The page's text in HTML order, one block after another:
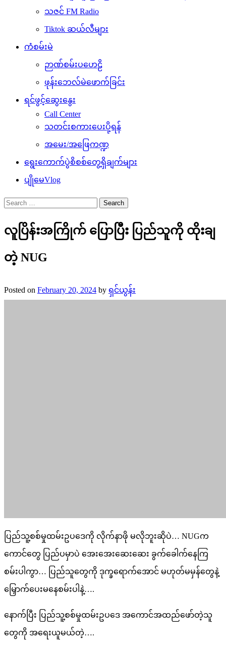
သဇင် FM Radio
Tiktok ဆယ်လီများ
ကံစမ်းမဲ
ဉာဏ်စမ်းပဟေဠိ
ဖုန်းဘေလ်မဲဖောက်ခြင်း
ရင်ဖွင့်ဆွေးနွေး
Call Center
သတင်းစကားပေးပို့ရန်
အမေး/အဖြေကဏ္ဍ
ရွေးကောက်ပွဲစိစစ်တွေ့ရှိချက်များ
ပျိုမေVlog
Search
for:
လူပြိန်းအကြိုက် ပြောပြီး ပြည်သူကို ထိုးချ
တဲ့ NUG
Posted on February 20, 2024 by ရှင်ယွန်း
ပြည်သူ့စစ်မှုထမ်းဥပဒေကို လိုက်နာဖို မလိုဘူးဆိုပဲ… NUGက
ကောင်တွေ ပြည်ပမှာပဲ အေးအေးဆေးဆေး ခွက်ခေါက်နေကြ
စမ်းပါကွာ… ပြည်သူတွေကို ဒုက္ခရောက်အောင် မဟုတ်မမှန်တွေနဲ့
မြှောက်ပေးမနေစမ်းပါနဲ့….
နောက်ပြီး ပြည်သူ့စစ်မှုထမ်းဥပဒေ အကောင်အထည်ဖော်တဲ့သူ
တွေကို အရေးယူမယ်တဲ့….